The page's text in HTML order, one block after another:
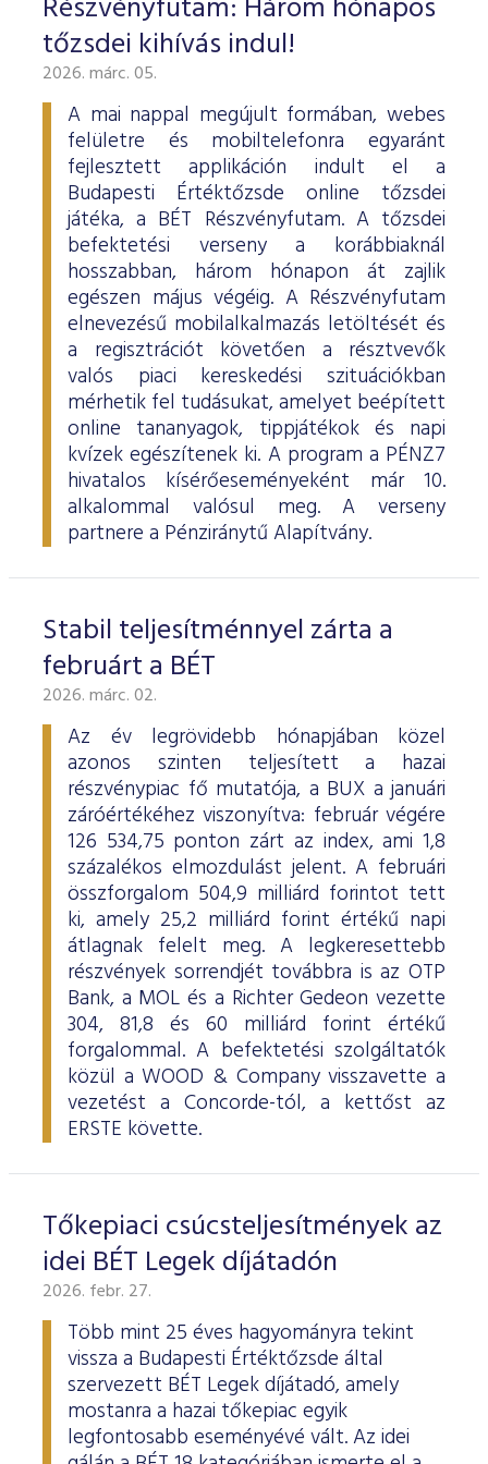
ESG Útmutató
Részvényfutam: Három hónapos
tőzsdei kihívás indul!
2026. márc. 05.
A mai nappal megújult formában, webes
felületre és mobiltelefonra egyaránt
fejlesztett applikáción indult el a
Budapesti Értéktőzsde online tőzsdei
játéka, a BÉT Részvényfutam. A tőzsdei
befektetési verseny a korábbiaknál
hosszabban, három hónapon át zajlik
egészen május végéig. A Részvényfutam
elnevezésű mobilalkalmazás letöltését és
a regisztrációt követően a résztvevők
valós piaci kereskedési szituációkban
mérhetik fel tudásukat, amelyet beépített
online tananyagok, tippjátékok és napi
kvízek egészítenek ki. A program a PÉNZ7
hivatalos kísérőeseményeként már 10.
alkalommal valósul meg. A verseny
partnere a Pénziránytű Alapítvány.
Stabil teljesítménnyel zárta a
februárt a BÉT
2026. márc. 02.
Az év legrövidebb hónapjában közel
azonos szinten teljesített a hazai
részvénypiac fő mutatója, a BUX a januári
záróértékéhez viszonyítva: február végére
126 534,75 ponton zárt az index, ami 1,8
százalékos elmozdulást jelent. A februári
összforgalom 504,9 milliárd forintot tett
ki, amely 25,2 milliárd forint értékű napi
átlagnak felelt meg. A legkeresettebb
részvények sorrendjét továbbra is az OTP
Bank, a MOL és a Richter Gedeon vezette
304, 81,8 és 60 milliárd forint értékű
forgalommal. A befektetési szolgáltatók
közül a WOOD & Company visszavette a
vezetést a Concorde-tól, a kettőst az
ERSTE követte.
Tőkepiaci csúcsteljesítmények az
idei BÉT Legek díjátadón
2026. febr. 27.
Több mint 25 éves hagyományra tekint
vissza a Budapesti Értéktőzsde által
szervezett BÉT Legek díjátadó, amely
mostanra a hazai tőkepiac egyik
legfontosabb eseményévé vált. Az idei